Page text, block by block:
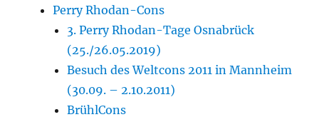
Perry Rhodan-Cons
3. Perry Rhodan-Tage Osnabrück
(25./26.05.2019)
Besuch des Weltcons 2011 in Mannheim
(30.09. – 2.10.2011)
BrühlCons